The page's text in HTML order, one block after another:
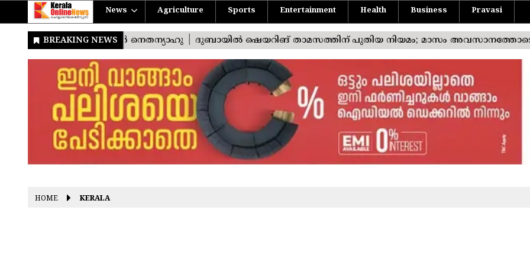
News Agriculture Sports Entertainment Health Business Pravasi
HOME KERALA